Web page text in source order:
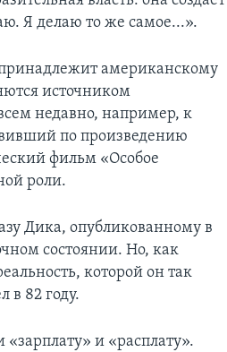
Я делаю то же самое...».
американскому
источником
недавно, например, к
по произведению
фильм «Особое
роли.
Дика, опубликованному в
состоянии. Но, как
которой он так
в 82 году.
и «расплату».